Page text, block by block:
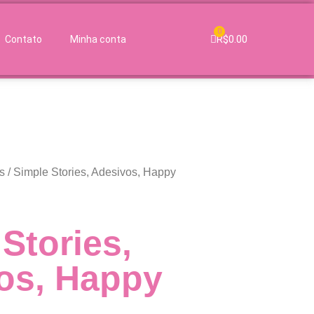
Contato Minha conta R$0.00
0
/ Simple Stories, Adesivos, Happy
Happy